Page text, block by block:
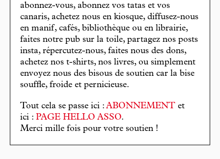
abonnez-vous, abonnez vos tatas et vos
canaris, achetez nous en kiosque, diffusez-nous
en manif, cafés, bibliothèque ou en librairie,
faites notre pub sur la toile, partagez nos posts
insta, répercutez-nous, faites nous des dons,
achetez nos t-shirts, nos livres, ou simplement
envoyez nous des bisous de soutien car la bise
souffle, froide et pernicieuse.
Tout cela se passe ici : ABONNEMENT et
ici : PAGE HELLO ASSO.
Merci mille fois pour votre soutien !